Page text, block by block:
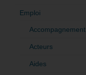
Emploi
Accompagnement
Acteurs
Aides